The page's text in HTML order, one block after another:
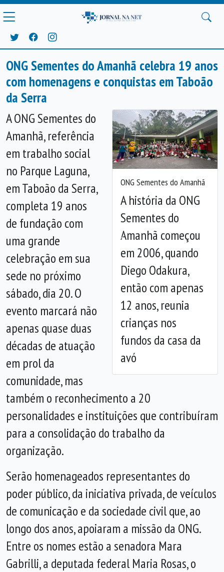
ONG Sementes do Amanhã celebra 19 anos
com homenagens e conquistas em Taboão
da Serra
ONG Sementes do Amanhã
A história da ONG
Sementes do
Amanhã começou
em 2006, quando
Diego Odakura,
então com apenas
12 anos, reunia
crianças nos
fundos da casa da
avó
Anterior
A ONG Sementes do
Amanhã, referência
em trabalho social
no Parque Laguna,
em Taboão da Serra,
completa 19 anos
de fundação com
uma grande
celebração em sua
sede no próximo
sábado, dia 20. O
evento marcará não
apenas quase duas
décadas de atuação
em prol da
comunidade, mas
também o reconhecimento a 20
personalidades e instituições que contribuíram
para a consolidação do trabalho da
organização.
Serão homenageados representantes do
poder público, da iniciativa privada, de veículos
de comunicação e da sociedade civil que, ao
longo dos anos, apoiaram a missão da ONG.
Entre os nomes estão a senadora Mara
Gabrilli, a deputada federal Maria Rosas, o